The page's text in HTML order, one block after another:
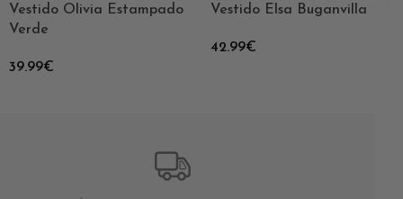
Vestido Olivia Estampado
Verde
39.99€
Vestido Elsa Buganvilla
42.99€